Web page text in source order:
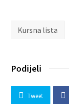
Kursna lista
Podijeli
Tweet